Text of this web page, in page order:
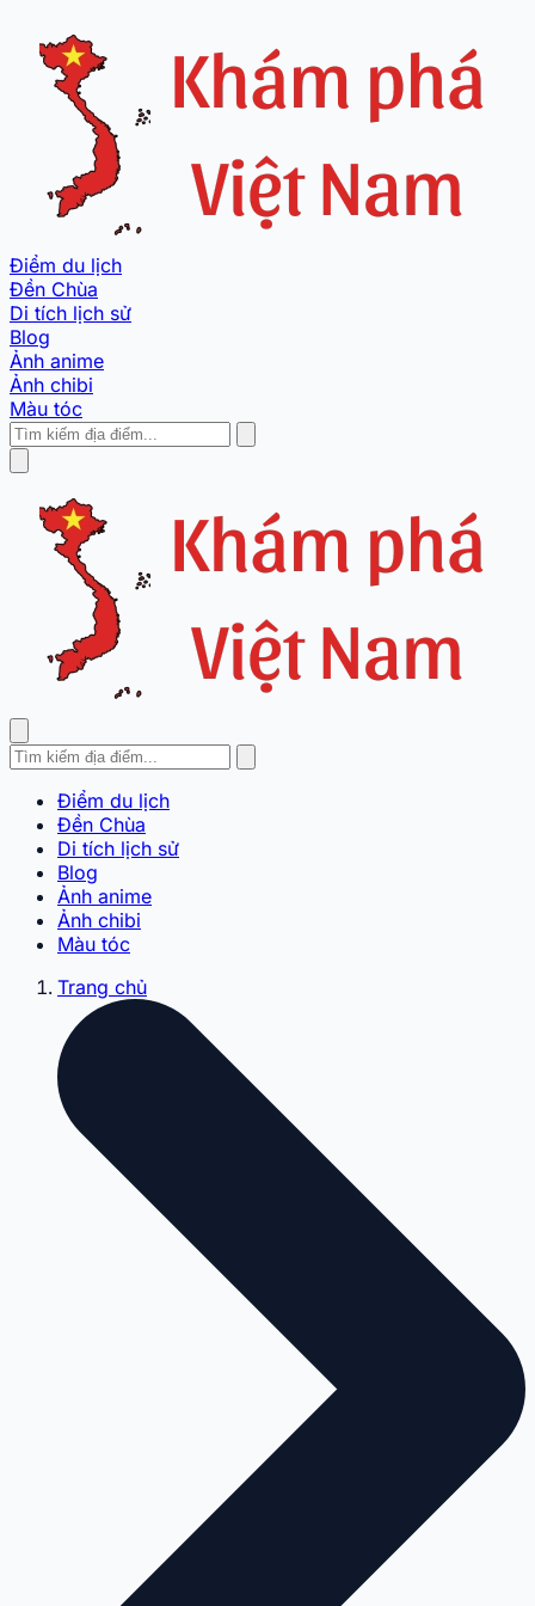
Điểm du lịch
Đền Chùa
Di tích lịch sử
Blog
Ảnh anime
Ảnh chibi
Màu tóc
Điểm du lịch
Đền Chùa
Di tích lịch sử
Blog
Ảnh anime
Ảnh chibi
Màu tóc
Trang chủ